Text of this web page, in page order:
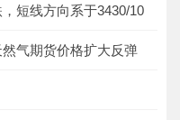
短线方向系于3430/10
气期货价格扩大反弹